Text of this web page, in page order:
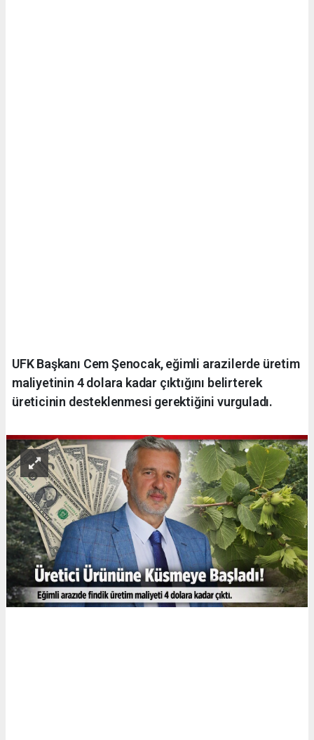
UFK Başkanı Cem Şenocak, eğimli arazilerde üretim
maliyetinin 4 dolara kadar çıktığını belirterek
üreticinin desteklenmesi gerektiğini vurguladı.